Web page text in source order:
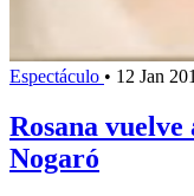
Espectáculo • 12 Jan
Rosana
Nogaró